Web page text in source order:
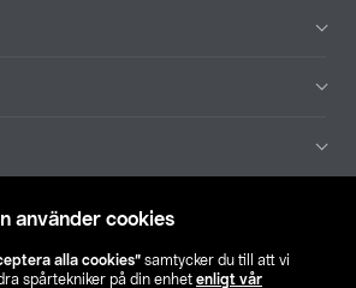
använder cookies
alla cookies” samtycker du till att vi
spårtekniker på din enhet enligt vår